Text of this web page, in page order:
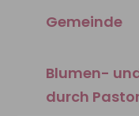
Gemeinde
Blumen-
durch